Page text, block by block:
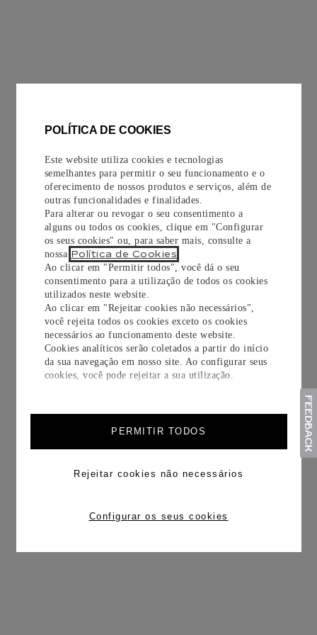
POLÍTICA DE COOKIES
Este website utiliza cookies e tecnologias
semelhantes para permitir o seu funcionamento e o
oferecimento de nossos produtos e serviços, além de
outras funcionalidades e finalidades.
Para alterar ou revogar o seu consentimento a
alguns ou todos os cookies, clique em "Configurar
os seus cookies" ou, para saber mais, consulte a
nossa Política de Cookies
Ao clicar em "Permitir todos", você dá o seu
consentimento para a utilização de todos os cookies
utilizados neste website.
Ao clicar em "Rejeitar cookies não necessários",
você rejeita todos os cookies exceto os cookies
necessários ao funcionamento deste website.
Cookies analíticos serão coletados a partir do início
da sua navegação em nosso site. Ao configurar seus
cookies, você pode rejeitar a sua utilização.
PERMITIR TODOS
Rejeitar cookies não necessários
Configurar os seus cookies